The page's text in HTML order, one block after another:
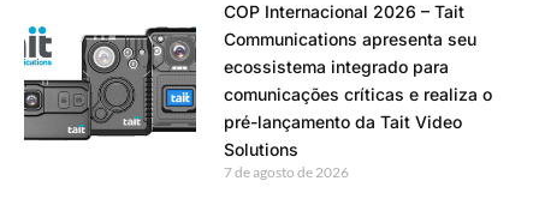
COP Internacional 2026 – Tait
Communications apresenta seu
ecossistema integrado para
comunicações críticas e realiza o
pré-lançamento da Tait Video
Solutions
7 de agosto de 2026